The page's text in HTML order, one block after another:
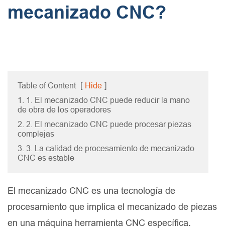
mecanizado CNC?
Table of Content [ Hide ]
1. 1. El mecanizado CNC puede reducir la mano
de obra de los operadores
2. 2. El mecanizado CNC puede procesar piezas
complejas
3. 3. La calidad de procesamiento de mecanizado
CNC es estable
El mecanizado CNC es una tecnología de
procesamiento que implica el mecanizado de piezas
en una máquina herramienta CNC específica.